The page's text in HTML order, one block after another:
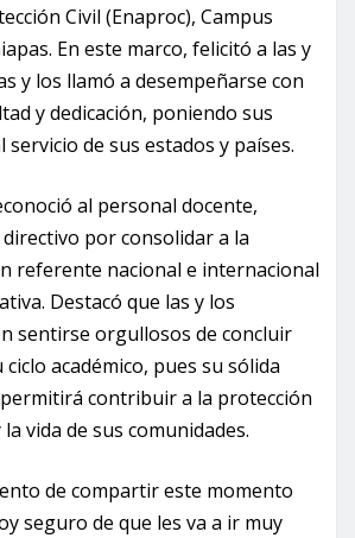
Civil (Enaproc), Campus
En este marco, felicitó a las y
y los llamó a desempeñarse con
y dedicación, poniendo sus
de sus estados y países.
al personal docente,
por consolidar a la
referente nacional e internacional
Destacó que las y los
sentirse orgullosos de concluir
académico, pues su sólida
contribuir a la protección
vida de sus comunidades.
de compartir este momento
seguro de que les va a ir muy